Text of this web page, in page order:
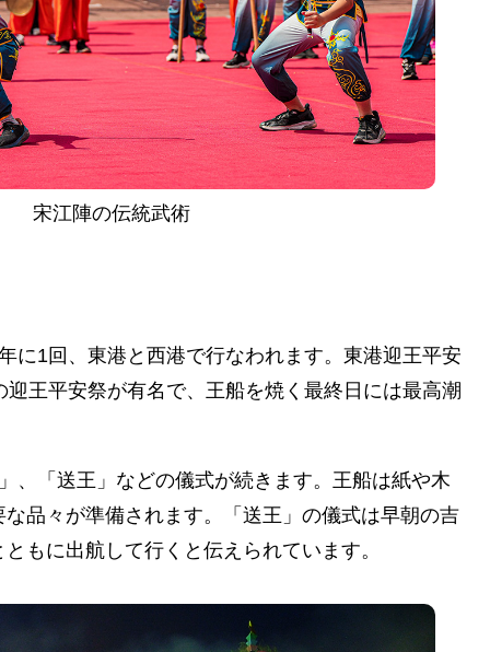
宋江陣の伝統武術
に1回、東港と西港で行なわれます。東港迎王平安
王平安祭が有名で、王船を焼く最終日には最高潮
、「送王」などの儀式が続きます。王船は紙や木
品々が準備されます。「送王」の儀式は早朝の吉
もに出航して行くと伝えられています。